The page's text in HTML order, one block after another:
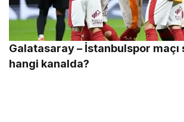
Galatasaray – İstanbulspor maçı
hangi kanalda?